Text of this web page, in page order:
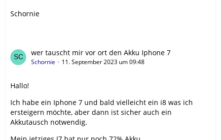
Schornie
wer tauscht mir vor ort den Akku Iphone 7
Schornie 11. September 2023 um 09:48
Hallo!
Ich habe ein Iphone 7 und bald vielleicht ein i8 was ich
ersteigern möchte, aber dann ist sicher auch ein
Akkutausch notwendig.